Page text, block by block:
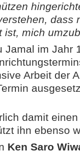
dass
mich
Jamal im Jahr
Arbeit der
damit
ihn ebenso
Ken Saro